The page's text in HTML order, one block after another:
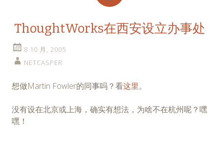
ThoughtWorks在西安设立办事处
8 10 月, 2005
NETCASPER
想做Martin Fowler的同事吗？看这里。
没有设在北京或上海，确实有想法，为啥不在杭州呢？嘿
嘿！